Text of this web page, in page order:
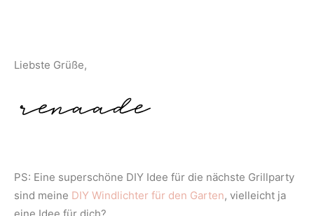
Liebste Grüße,
PS: Eine superschöne DIY Idee für die nächste Grillparty
sind meine DIY Windlichter für den Garten, vielleicht ja